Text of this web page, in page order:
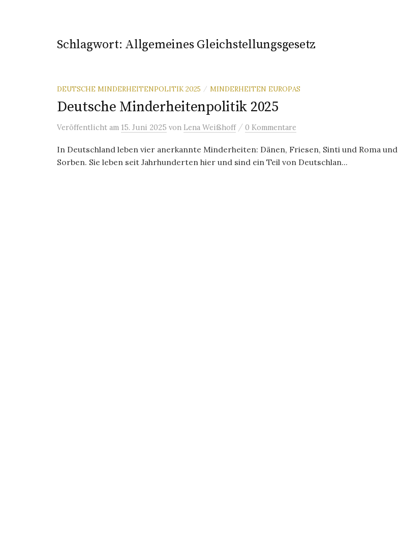
Schlagwort: Allgemeines Gleichstellungsgesetz
DEUTSCHE MINDERHEITENPOLITIK 2025 / MINDERHEITEN EUROPAS
Deutsche Minderheitenpolitik 2025
Veröffentlicht am 15. Juni 2025 von Lena Weißhoff / 0 Kommentare
In Deutschland leben vier anerkannte Minderheiten: Dänen, Friesen, Sinti und Roma und
Sorben. Sie leben seit Jahrhunderten hier und sind ein Teil von Deutschlan...